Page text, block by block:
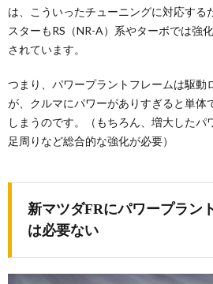
は、こういったチューニングに対応する
スターもRS（NR-A）系やターボでは強
されています。
つまり、パワープラントフレームは駆動
が、クルマにパワーがありすぎると単体
しまうのです。（もちろん、増大したパ
足周りなど総合的な強化が必要）
新マツダFRにパワープラン
は必要ない